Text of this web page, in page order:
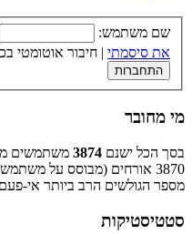
שם משתמש:
את סיסמתי | חיבור אוטומטי
מי מחובר
בסך הכל ישנם 3874
3870 אורחים (מבוסס על משתמשים פעילים ב־120 הדקות האחרונות)
מספר הגולשים הרב ביותר אי-
סטטיסטיקות